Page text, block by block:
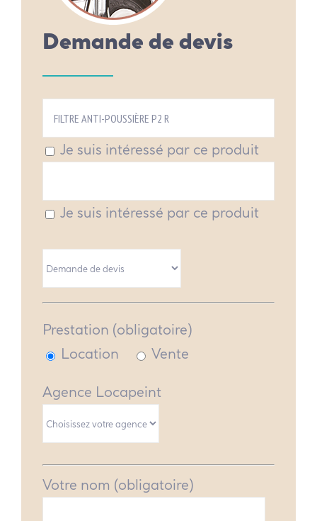
Demande de devis
Je suis intéressé par ce produit
Je suis intéressé par ce produit
Prestation (obligatoire)
Location
Vente
Agence Locapeint
Votre nom (obligatoire)